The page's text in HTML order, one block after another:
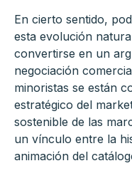
En cierto sentido,
esta evolución
convertirse en un
negociación
minoristas se están
estratégico del
sostenible de las
un vínculo entre la
animación del